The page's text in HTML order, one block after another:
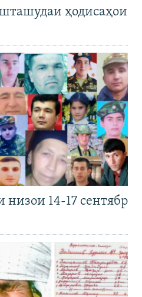
ҳодисаҳои
14-17 сентябр